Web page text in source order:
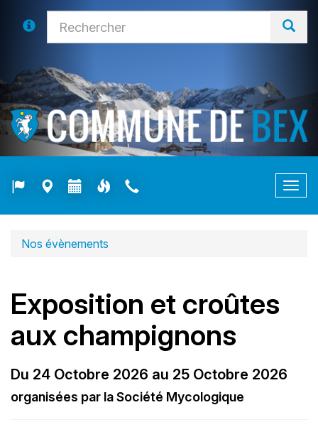
Nos évènements
Exposition et croûtes
aux champignons
Du 24 Octobre 2026 au 25 Octobre 2026
organisées par la Société Mycologique